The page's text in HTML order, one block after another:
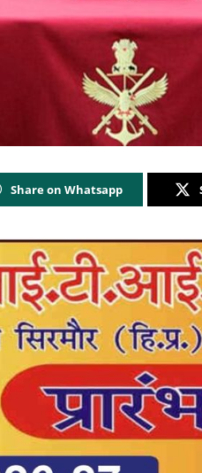
Share on Whatsapp